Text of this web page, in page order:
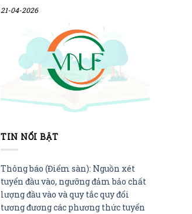
21-04-2026
TIN NỔI BẬT
Thông báo (Điểm sàn): Nguồn xét
tuyển đầu vào, ngưỡng đảm bảo chất
lượng đầu vào và quy tắc quy đổi
tương đương các phương thức tuyển